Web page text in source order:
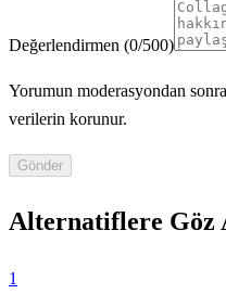
Değerlendirmen (0/500)
Yorumun moderasyondan
verilerin korunur.
Gönder
Alternatiflere Göz
1